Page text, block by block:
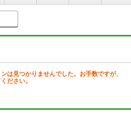
は見つかりませんでした。お手数ですが、
ださい。